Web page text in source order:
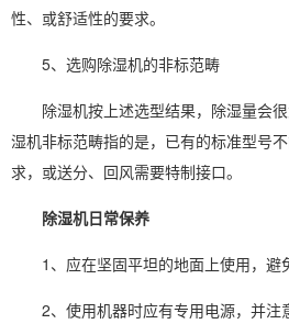
性、或舒适性的要求。
5、选购除湿机的非标范畴
除湿机按上述选型结果，除湿量会很
湿机非标范畴指的是，已有的标准型号
求，或送分、回风需要特制接口。
除湿机日常保养
1、应在坚固平坦的地面上使用，避
2、使用机器时应有专用电源，并注